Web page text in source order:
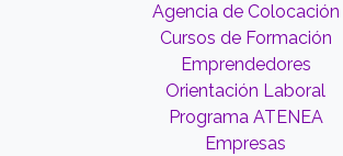
Agencia de Colocación
Cursos de Formación
Emprendedores
Orientación Laboral
Programa ATENEA
Empresas